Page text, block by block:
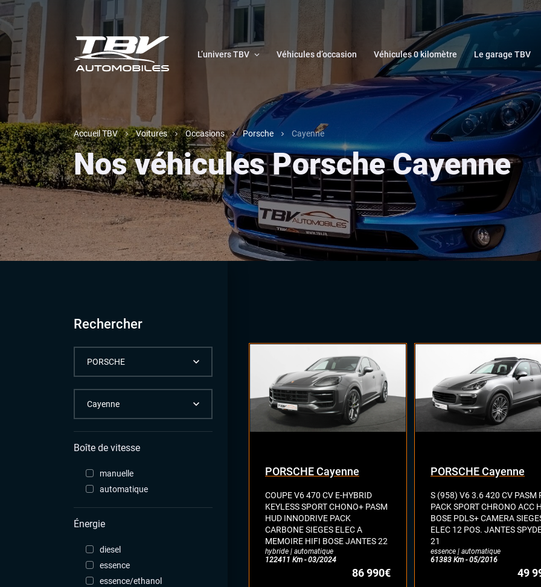
L’univers TBV Véhicules d’occasion Véhicules 0 kilomètre Le garage TBV
Accueil TBV Voitures Occasions Porsche Cayenne
Nos véhicules Porsche Cayenne
Rechercher
Boîte de vitesse
manuelle
automatique
Énergie
diesel
essence
essence/ethanol
PORSCHE Cayenne
COUPE V6 470 CV E-HYBRID
KEYLESS SPORT CHONO+ PASM
HUD INNODRIVE PACK
CARBONE SIEGES ELEC A
MEMOIRE HIFI BOSE JANTES 22
hybride | automatique
122411 Km - 03/2024
86 990€
PORSCHE Cayenne
S (958) V6 3.6 420 CV PASM
PACK SPORT CHRONO ACC
BOSE PDLS+ CAMERA
ELEC 12 POS. JANTES
21
essence | automatique
61383 Km - 05/2016
49